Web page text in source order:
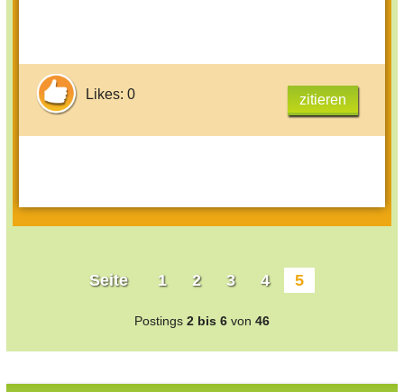
Likes: 0 zitieren
Seite 1 2 3 4 5
Postings 2 bis 6 von 46